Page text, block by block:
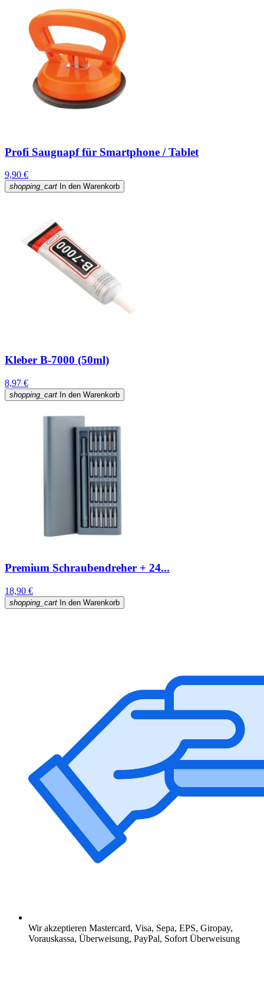
Profi Saugnapf für Smartphone / Tablet
9,90 €
shopping_cart In den Warenkorb
Kleber B-7000 (50ml)
8,97 €
shopping_cart In den Warenkorb
Premium Schraubendreher + 24...
18,90 €
shopping_cart In den Warenkorb
Wir akzeptieren Mastercard, Visa, Sepa, EPS, Giropay,
Vorauskassa, Überweisung, PayPal, Sofort Überweisung